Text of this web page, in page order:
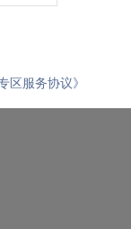
区服务协议》